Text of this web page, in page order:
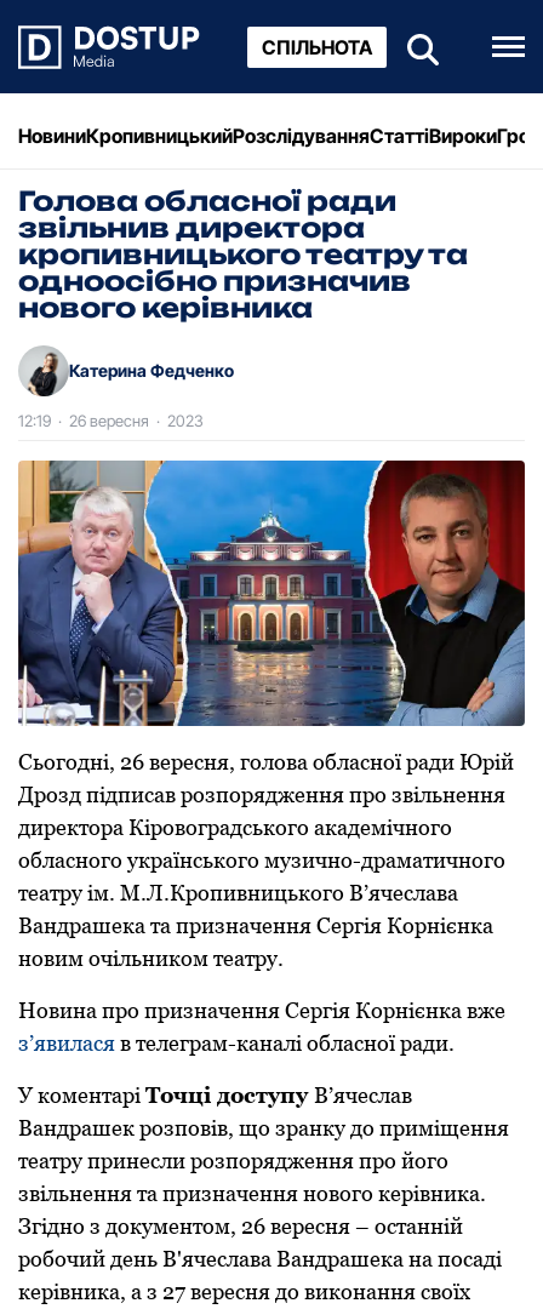
СПІЛЬНОТА
НовиниКропивницькийРозслідуванняСтаттіВироки
Голова обласної ради
звільнив директора
кропивницького театру та
одноосібно призначив
нового керівника
Катерина Федченко
12:19 · 26 вересня · 2023
Сьогодні, 26 вересня, голова обласної ради Юрій
Дрозд підписав розпорядження про звільнення
директора Кіровоградського академічного
обласного українського музично-драматичного
театру ім. М.Л.Кропивницького В’ячеслава
Вандрашека та призначення Сергія Корнієнка
новим очільником театру.
Новина про призначення Сергія Корнієнка вже
з’явиласяв телеграм-каналі обласної ради.
У коментарі Точці доступуВ’ячеслав
Вандрашек розповів, що зранку до приміщення
театру принесли розпорядження про його
звільнення та призначення нового керівника.
Згідно з документом, 26 вересня – останній
робочий день В'ячеслава Вандрашека на посаді
керівника, а з 27 вересня до виконання своїх